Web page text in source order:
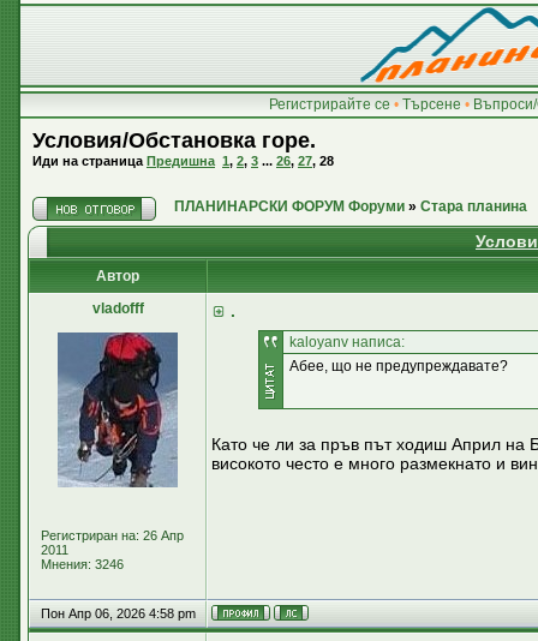
Регистрирайте се • Търсене •
Условия/Обстановка горе.
Иди на страница Предишна 1, 2, 3 ... 26, 27, 28
ПЛАНИНАРСКИ ФОРУМ Форуми » Стара планина
Автор
vladofff
Регистриран на: 26 Апр
2011
Мнения: 3246
.
kaloyanv написа:
Абее, що не предупреждавате?
Като че ли за пръв път ходиш Април на
високото често е много размекнато и
Пон Апр 06, 2026 4:58 pm